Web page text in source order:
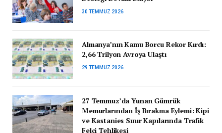
30 TEMMUZ 2026
Almanya’nın Kamu Borcu Rekor Kırdı:
2,66 Trilyon Avroya Ulaştı
29 TEMMUZ 2026
27 Temmuz’da Yunan Gümrük
Memurlarından İş Bırakma Eylemi: Kipi
ve Kastanies Sınır Kapılarında Trafik
Felci Tehlikesi